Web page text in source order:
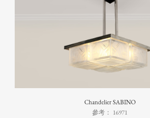
Chandelier SABINO
參考： 16971